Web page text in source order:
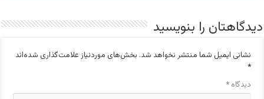
دیدگاهتان را بنویسید
نشانی ایمیل شما منتشر نخواهد شد. بخش‌های موردنیاز علامت‌گذاری شده‌اند
*
دیدگاه*